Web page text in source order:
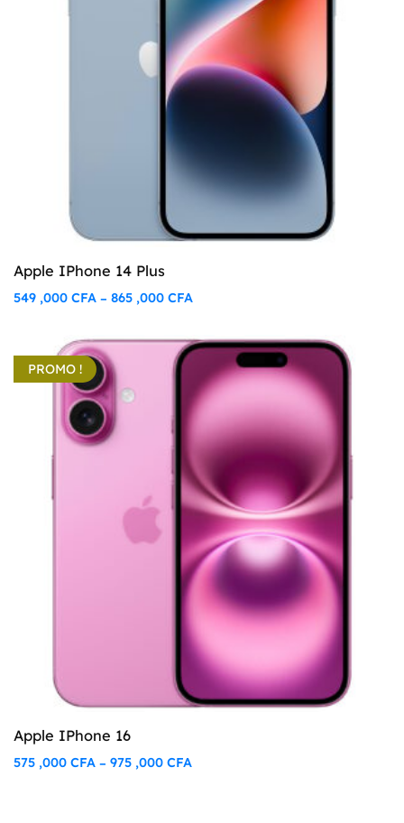
Apple IPhone 14 Plus
549 ,000 CFA – 865 ,000 CFA
Plage
549
,000 CFA
PROMO !
Apple IPhone 16
575 ,000 CFA – 975 ,000 CFA
Plage